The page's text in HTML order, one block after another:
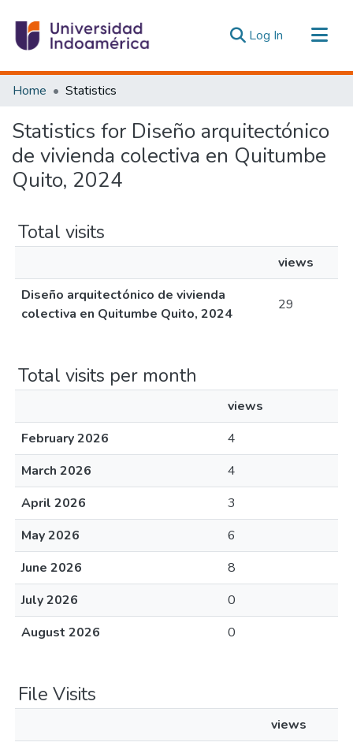
Log In (current)
Communities & Collections
Estadísticas Externas
Home Statistics
Statistics for Diseño arquitectónico
de vivienda colectiva en Quitumbe
Quito, 2024
Total visits
views
Diseño arquitectónico de vivienda
colectiva en Quitumbe Quito, 2024
29
Total visits per month
views
February 2026
4
March 2026
4
April 2026
3
May 2026
6
June 2026
8
July 2026
0
August 2026
0
File Visits
views